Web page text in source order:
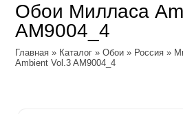
Ateliero
Милласа
Ambient
Ambient Vol.2
Ambient Vol.3
Панели под покраску
Цветные панели
Обои Милласа
AM9004_4
Главная » Каталог »Обои » Россия »
Ambient Vol.3 AM9004_4